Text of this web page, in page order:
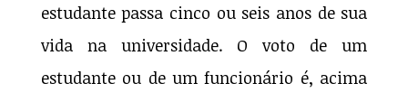
estudante passa cinco ou seis anos de sua
vida na universidade. O voto de um
estudante ou de um funcionário é, acima